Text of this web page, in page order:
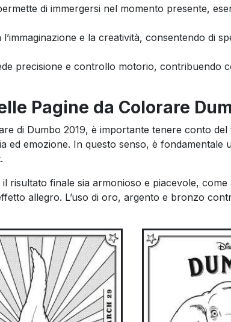
di immergersi nel momento presente,
l’immaginazione e la creatività, consentendo di
precisione e controllo motorio, contribuendo
Pagine da Colorare
di Dumbo 2019, è importante tenere conto del
ed emozione. In questo senso, è fondamentale
finale sia armonioso e piacevole, come
allegro. L’uso di oro, argento e bronzo